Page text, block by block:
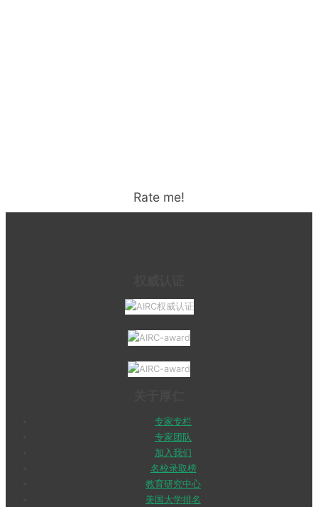
Rate me!
专家专栏
专家团队
加入我们
名校录取榜
教育研究中心
美国大学排名